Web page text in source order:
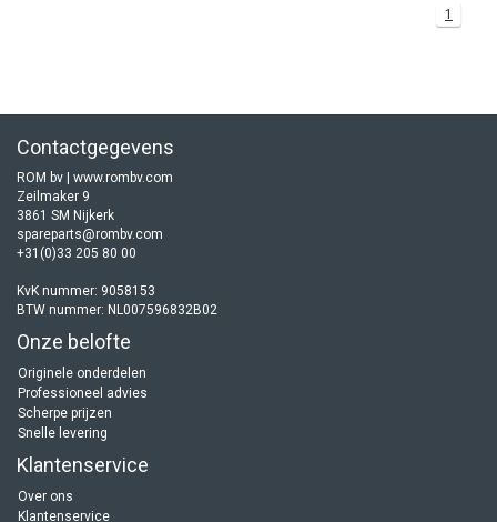
1
Contactgegevens
ROM bv | www.rombv.com
Zeilmaker 9
3861 SM Nijkerk
spareparts@rombv.com
+31(0)33 205 80 00
KvK nummer: 9058153
BTW nummer: NL007596832B02
Onze belofte
Originele onderdelen
Professioneel advies
Scherpe prijzen
Snelle levering
Klantenservice
Over ons
Klantenservice